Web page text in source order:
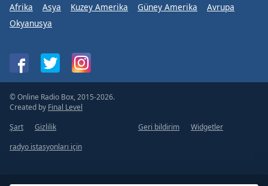
Afrika Asya Kuzey Amerika Güney Amerika
Avrupa
Okyanusya
© Online Radio Box, 2015-2026.
Created by Final Level
Şart
Gizlilik Geri bildirim
Widgetler
radyo istasyonları için